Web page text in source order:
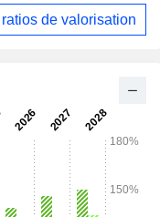
de valorisation